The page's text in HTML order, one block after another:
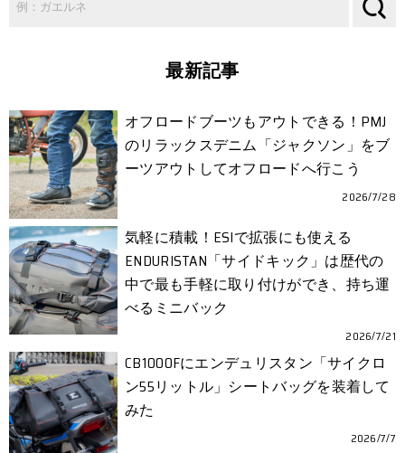
最新記事
オフロードブーツもアウトできる！PMJ
のリラックスデニム「ジャクソン」をブ
ーツアウトしてオフロードへ行こう
2026/7/28
気軽に積載！ESIで拡張にも使える
ENDURISTAN「サイドキック」は歴代の
中で最も手軽に取り付けができ、持ち運
べるミニバック
2026/7/21
CB1000Fにエンデュリスタン「サイクロ
ン55リットル」シートバッグを装着して
みた
2026/7/7